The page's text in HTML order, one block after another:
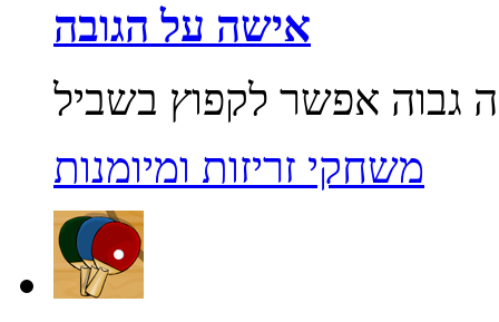
אישה על הגובה
משחקי זריזות ומיומנות